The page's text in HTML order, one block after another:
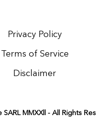
Privacy Policy
Terms of Service
Disclaimer
MMXXll - All Rights